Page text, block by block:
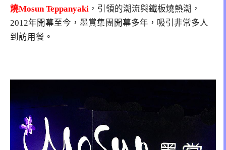
燒Mosun Teppanyaki ，引領的潮流與鐵板燒熱潮，
2012年開幕至今，墨賞集團開幕多年，吸引非常多人
到訪用餐。